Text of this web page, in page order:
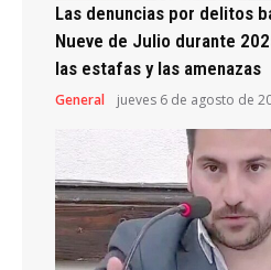
Las denuncias por delitos
Nueve de Julio durante
las estafas y las amenazas
General jueves 6 de agosto de